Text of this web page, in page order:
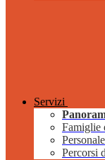
Servizi
Famiglie
Percorsi